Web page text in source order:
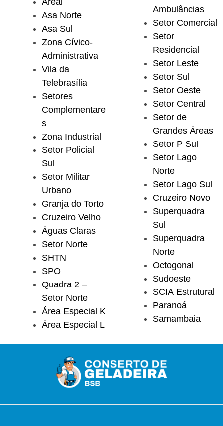
Asa Norte
Asa Sul
Zona Cívico-
Administrativa
Vila da
Telebrasília
Setores
Complementare
s
Zona Industrial
Setor Policial
Sul
Setor Militar
Urbano
Granja do Torto
Cruzeiro Velho
Águas Claras
Setor Norte
SHTN
SPO
Quadra 2 –
Setor Norte
Área Especial K
Área Especial L
Ambulâncias
Setor Comercial
Setor
Residencial
Setor Leste
Setor Sul
Setor Oeste
Setor Central
Setor de
Grandes Áreas
Setor P Sul
Setor Lago
Norte
Setor Lago Sul
Cruzeiro Novo
Superquadra
Sul
Superquadra
Norte
Octogonal
Sudoeste
SCIA Estrutural
Paranoá
Samambaia